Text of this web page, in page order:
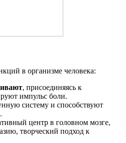
в организме человека:
, присоединяясь к
импульс боли.
систему и способствуют
центр в головном мозге,
творческий подход к